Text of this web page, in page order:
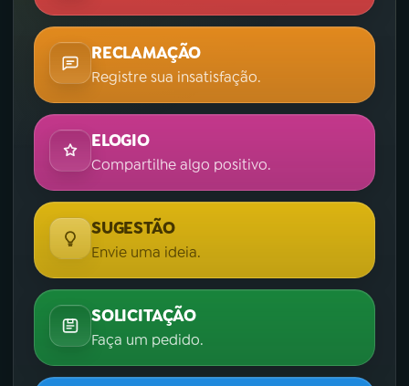
RECLAMAÇÃO
Registre sua insatisfação.
ELOGIO
Compartilhe algo positivo.
SUGESTÃO
Envie uma ideia.
SOLICITAÇÃO
Faça um pedido.